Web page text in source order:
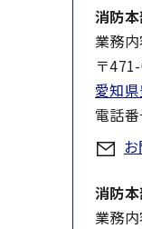
消防
業務
〒
愛知
電話
消防
業務